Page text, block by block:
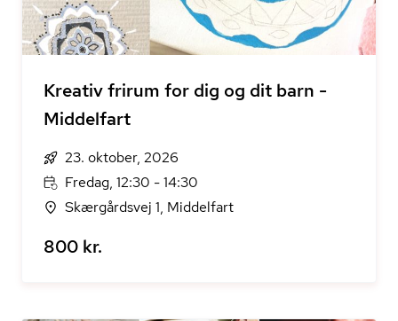
Kreativ frirum for dig og dit barn -
Middelfart
23. oktober, 2026
Fredag, 12:30 - 14:30
Skærgårdsvej 1, Middelfart
800 kr.